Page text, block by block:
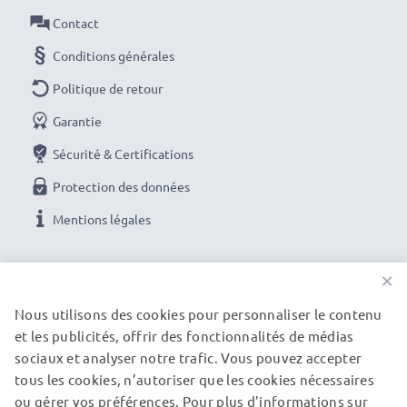
Matière:Plastique
Forme:Fleur / Tulipe / Pétale
Des couleurs et des détails photo brillants avec ce
Fleur / Tulipe / Pétale baïonnette Pare-soleil de
livraison rapide et une garantie de 3 ans !
Contact
Conditions générales
Politique de retour
Garantie
Sécurité & Certifications
Protection des données
Mentions légales
NOS PARTENAIRES DE LIVRAISON
×
Nous utilisons des cookies pour personnaliser le contenu
et les publicités, offrir des fonctionnalités de médias
sociaux et analyser notre trafic. Vous pouvez accepter
tous les cookies, n’autoriser que les cookies nécessaires
ou gérer vos préférences. Pour plus d’informations sur